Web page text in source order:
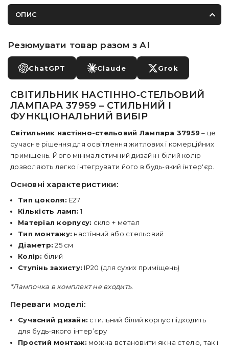
ОПИС
Резюмувати товар разом з AI
ChatGPT Claude Grok
СВІТИЛЬНИК НАСТІННО-СТЕЛЬОВИЙ
ЛАМПАРА 37959 – СТИЛЬНИЙ І
ФУНКЦІОНАЛЬНИЙ ВИБІР
Світильник настінно-стельовий Лампара 37959 – це
сучасне рішення для освітлення житлових і комерційних
приміщень. Його мінімалістичний дизайн і білий колір
дозволяють легко інтегрувати його в будь-який інтер'єр.
Основні характеристики:
Тип цоколя: E27
Кількість ламп: 1
Матеріал корпусу: скло + метал
Тип монтажу: настінний або стельовий
Діаметр: 25 см
Колір: білий
Ступінь захисту: IP20 (для сухих приміщень)
*Лампочка в комплект не входить.
Переваги моделі:
Сучасний дизайн: стильний білий корпус підходить
для будь-якого інтер’єру
Простий монтаж: можна встановити як на стелю, так і